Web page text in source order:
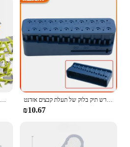
50 שיניים ראש הממשלה יח'\קופסא שיניים באופן קרוב לפלסטיק עם מטריצה מפלדה הגנה מגן על להבים דנטלי שליט אנדודונטי שליט אנדו שורש תיק בלוק של תעלת קבצים אזדנט
₪10.67